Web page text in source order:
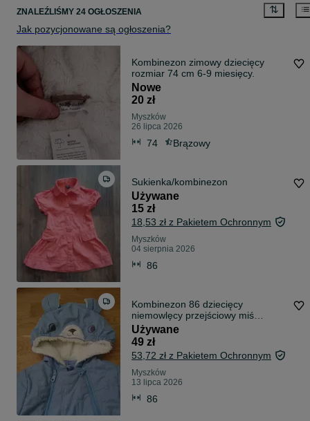
ZNALEŹLIŚMY 24 OGŁOSZENIA
Jak pozycjonowane są ogłoszenia?
Kombinezon zimowy dziecięcy
rozmiar 74 cm 6-9 miesięcy.
Nowe
20 zł
Myszków
26 lipca 2026
74 Brązowy
Sukienka/kombinezon
Używane
15 zł
18,53 zł z Pakietem Ochronnym
Myszków
04 sierpnia 2026
86
Kombinezon 86 dziecięcy
niemowlęcy przejściowy miś
5,10,15 idealny
Używane
49 zł
53,72 zł z Pakietem Ochronnym
Myszków
13 lipca 2026
86